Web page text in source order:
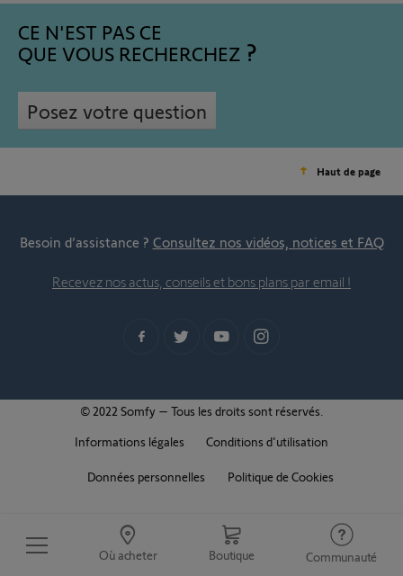
Où acheter Boutique Communauté
CE N'EST PAS CE
QUE VOUS RECHERCHEZ
Posez votre question
Haut de page
Besoin d’assistance ? Consultez nos vidéos, notices et FAQ
Recevez nos actus, conseils et bons plans par email !
© 2022 Somfy – Tous les droits sont réservés.
Informations légales
Conditions d'utilisation
Données personnelles Politique de Cookies